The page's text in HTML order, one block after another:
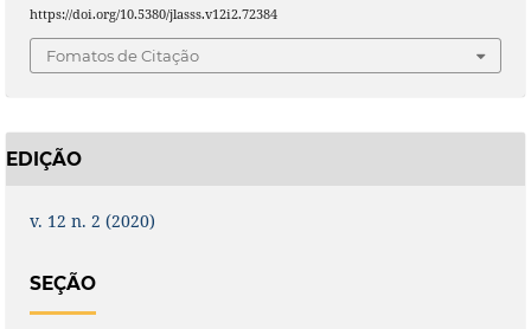
https://doi.org/10.5380/jlasss.v12i2.72384
Fomatos de Citação
EDIÇÃO
v. 12 n. 2 (2020)
SEÇÃO